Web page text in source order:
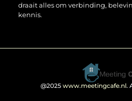
draait alles om verbinding,
kennis.
@2025 www.meetingcafe.nl.